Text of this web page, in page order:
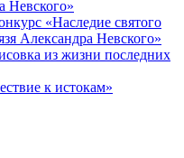
Невского»
«Наследие святого
Александра Невского»
из жизни последних
к истокам»